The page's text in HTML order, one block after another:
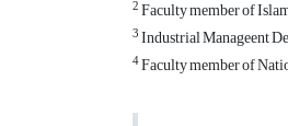
2Faculty member of
3Industrial Manageent
4Faculty member of